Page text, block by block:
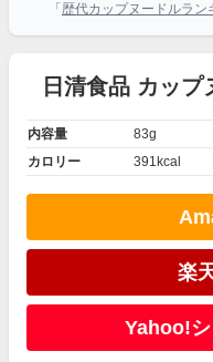
「 歴代カップヌードルラン
日清食品 カッ
内容量
83g
カロリー
391kcal
楽
Yahoo!